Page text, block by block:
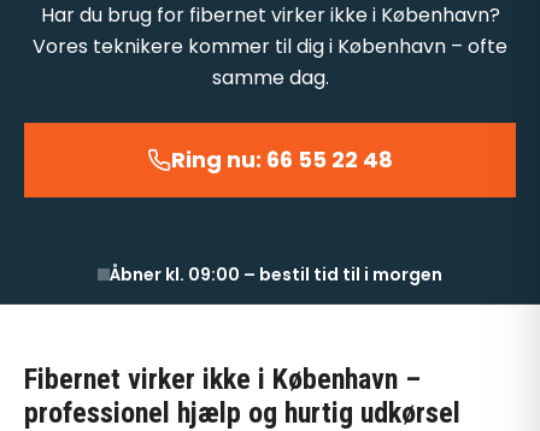
Har du brug for fibernet virker ikke i København?
Vores teknikere kommer til dig i København – ofte
samme dag.
Ring nu: 66 55 22 48
Åbner kl. 09:00 – bestil tid til i morgen
Fibernet virker ikke i København –
professionel hjælp og hurtig udkørsel